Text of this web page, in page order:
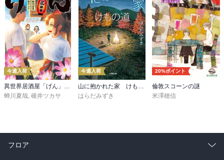
今週入荷
異世界居酒屋「げん」三杯目
蝉川夏哉, 碓井ツカサ
今週入荷
山に抱かれた家 けもの道
はらだみずき
20%ポイント
倫敦スコーンの謎
米澤穂信
フロア